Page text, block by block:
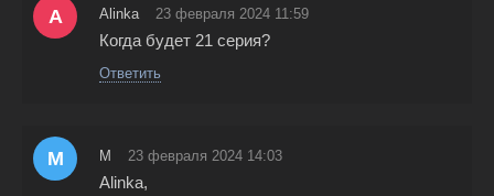
A Alinka 23 февраля 2024 11:59
Когда будет 21 серия?
Ответить
М М 23 февраля 2024 14:03
Alinka,